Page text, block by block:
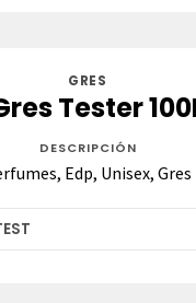
GRES
Tester
DESCRIPCIÓN
Edp, Unisex, Gres